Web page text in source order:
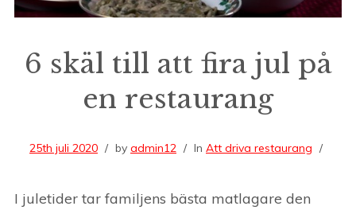
6 skäl till att fira jul på
en restaurang
25th juli 2020 by admin12 In Att driva restaurang
I juletider tar familjens bästa matlagare den